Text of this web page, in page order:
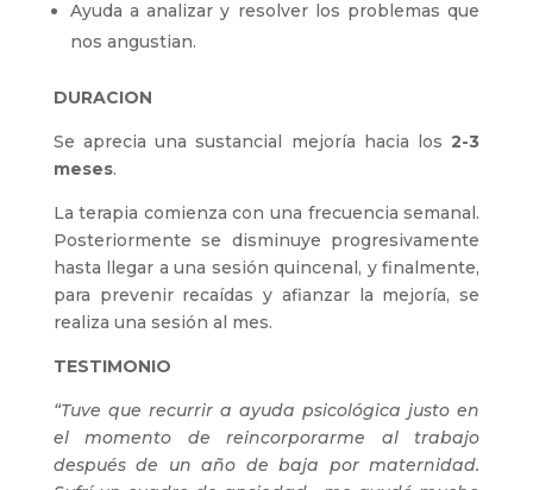
Ayuda a analizar y resolver los problemas que
nos angustian.
DURACION
Se aprecia una sustancial mejoría hacia los2-3
meses.
La terapia comienza con una frecuencia semanal.
Posteriormente se disminuye progresivamente
hasta llegar a una sesión quincenal, y finalmente,
para prevenir recaídas y afianzar la mejoría, se
realiza una sesión al mes.
TESTIMONIO
“Tuve que recurrir a ayuda psicológica justo en
el momento de reincorporarme al trabajo
después de un año de baja por maternidad.